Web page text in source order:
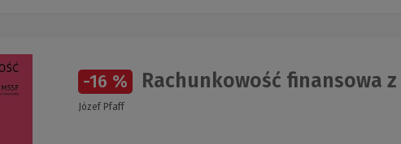
-16 % Rachunkowość finansowa
Józef Pfaff